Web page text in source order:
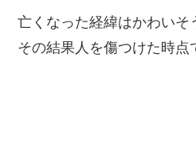
亡くなった経緯はかわいそ
その結果人を傷つけた時点